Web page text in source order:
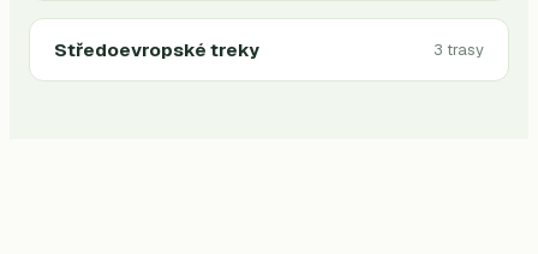
Středoevropské treky 3 trasy